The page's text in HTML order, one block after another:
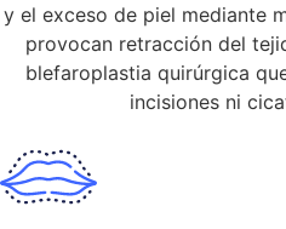
y el exceso de piel mediante
provocan retracción del
blefaroplastia quirúrgica
incisiones ni